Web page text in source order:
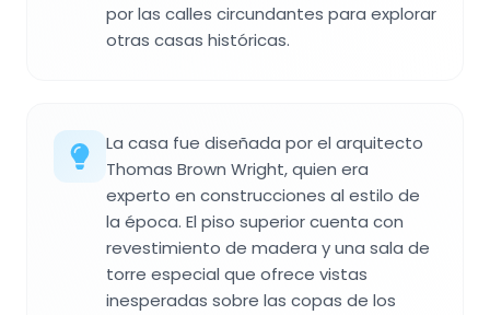
por las calles circundantes para explorar
otras casas históricas.
La casa fue diseñada por el arquitecto
Thomas Brown Wright, quien era
experto en construcciones al estilo de
la época. El piso superior cuenta con
revestimiento de madera y una sala de
torre especial que ofrece vistas
inesperadas sobre las copas de los